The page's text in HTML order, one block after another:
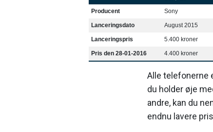
Producent Sony
Lanceringsdato August 2015
Lanceringspris 5.400 kroner
Pris den 28-01-2016 4.400 kroner
Alle telefonerne
du holder øje
andre, kan du
endnu lavere